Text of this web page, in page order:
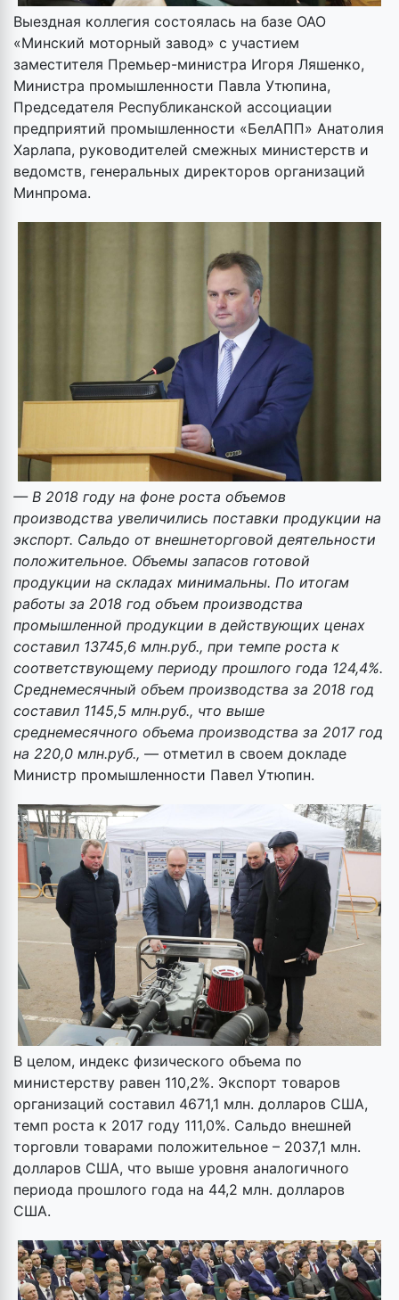
Выездная коллегия состоялась на базе ОАО
«Минский моторный завод» с участием
заместителя Премьер-министра Игоря Ляшенко,
Министра промышленности Павла Утюпина,
Председателя Республиканской ассоциации
предприятий промышленности «БелАПП» Анатолия
Харлапа, руководителей смежных министерств и
ведомств, генеральных директоров организаций
Минпрома.
— В 2018 году на фоне роста объемов
производства увеличились поставки продукции на
экспорт. Сальдо от внешнеторговой деятельности
положительное. Объемы запасов готовой
продукции на складах минимальны. По итогам
работы за 2018 год объем производства
промышленной продукции в действующих ценах
составил 13745,6 млн.руб., при темпе роста к
соответствующему периоду прошлого года 124,4%.
Среднемесячный объем производства за 2018 год
составил 1145,5 млн.руб., что выше
среднемесячного объема производства за 2017 год
на 220,0 млн.руб., — отметил в своем докладе
Министр промышленности Павел Утюпин.
В целом, индекс физического объема по
министерству равен 110,2%. Экспорт товаров
организаций составил 4671,1 млн. долларов США,
темп роста к 2017 году 111,0%. Сальдо внешней
торговли товарами положительное – 2037,1 млн.
долларов США, что выше уровня аналогичного
периода прошлого года на 44,2 млн. долларов
США.